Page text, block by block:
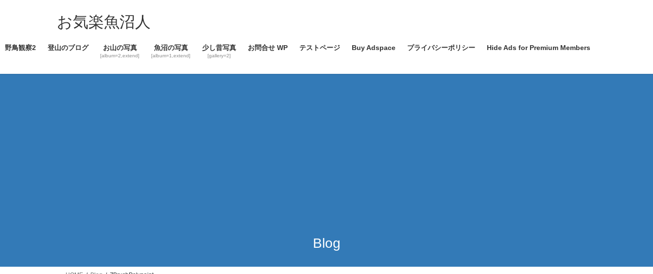
ツ
ス
シ
ン
お気楽魚沼人
野鳥観察2 登山のブログ お山の写真
[album=2,extend]
魚沼の写真
[album=1,extend]
少し昔写真
[gallery=2]
お問合せ WP テストページ Buy Adspace プライバシーポリシー Hide Ads for Premium Members
Blog